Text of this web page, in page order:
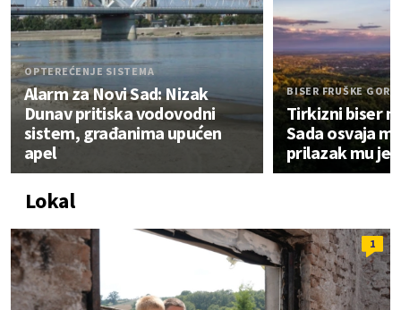
OPTEREĆENJE SISTEMA
Alarm za Novi Sad: Nizak
Dunav pritiska vodovodni
sistem, građanima upućen
apel
BISER FRUŠKE GORE
Tirkizni biser
Sada osvaja
prilazak mu je
Lokal
1